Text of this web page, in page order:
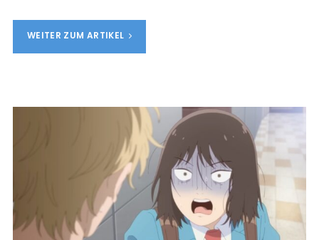
WEITER ZUM ARTIKEL